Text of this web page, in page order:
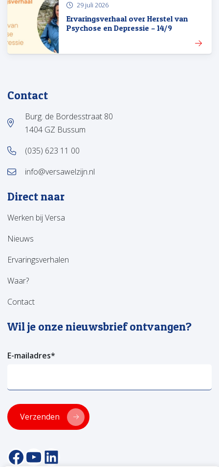
Ervaringsverhaal over Herstel van
Psychose en Depressie – 14/9
29 juli 2026
Contact
Burg. de Bordesstraat 80
1404 GZ Bussum
(035) 623 11 00
info@versawelzijn.nl
Direct naar
Werken bij Versa
Nieuws
Ervaringsverhalen
Waar?
Contact
Wil je onze nieuwsbrief ontvangen?
E-mailadres*
Verzenden
facebookpagina van versa welzijn
YouTube pagina Versa Welzijn
Linkedin pagina Versa Welzijn